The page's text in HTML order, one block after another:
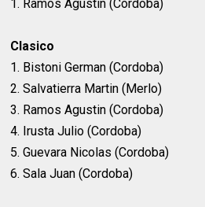
1. Ramos Agustin (Cordoba)
Clasico
1. Bistoni German (Cordoba)
2. Salvatierra Martin (Merlo)
3. Ramos Agustin (Cordoba)
4. Irusta Julio (Cordoba)
5. Guevara Nicolas (Cordoba)
6. Sala Juan (Cordoba)